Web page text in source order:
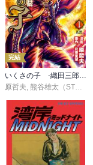
完結
いくさの子 ‐織田三郎信長伝‐
原哲夫, 熊谷雄太（STUDIO H）